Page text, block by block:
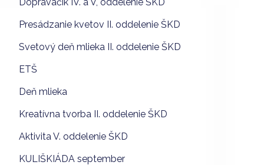
Presádzanie kvetov II. oddelenie ŠKD
Svetový deň mlieka II. oddelenie ŠKD
ETŠ
Deň mlieka
Kreatívna tvorba II. oddelenie ŠKD
Aktivita V. oddelenie ŠKD
KULIŠKIÁDA september